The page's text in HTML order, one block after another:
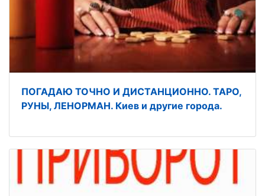
ПОГАДАЮ ТОЧНО И ДИСТАНЦИОННО. ТАРО,
РУНЫ, ЛЕНОРМАН. Киев и другие города.